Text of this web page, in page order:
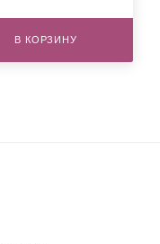
В КОРЗИНУ